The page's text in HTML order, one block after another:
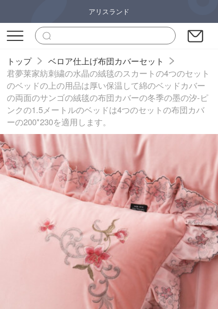
アリスランド
トップ
ベロア仕上げ布団カバーセット
君夢莱家紡刺繍の水晶の絨毯のスカートの4つのセット
のベッドの上の用品は厚い保温して綿のベッドカバー
の両面のサンゴの絨毯の布団カバーの冬季の墨の汐-ピ
ンクの1.5メートルのベッドは4つのセットの布団カバ
ーの200*230を適用します。